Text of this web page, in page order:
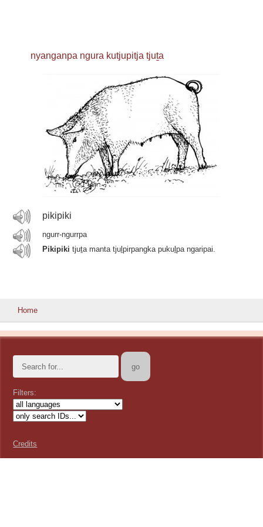
nyanganpa ngura kutjupitja tjuṯa
pikipiki
ngurr-ngurrpa
Pikipiki tjuṯa manta tjuḻpirpangka pukuḻpa ngaripai.
Home
Filters:
Credits